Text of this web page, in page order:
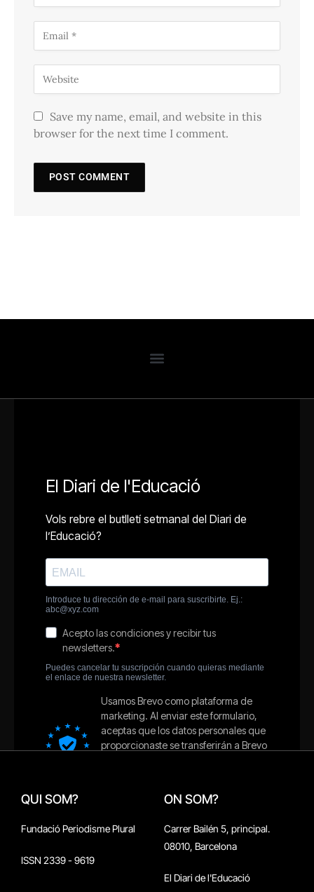
Save my name, email, and website in this
browser for the next time I comment.
QUI SOM?
Fundació Periodisme Plural
ISSN 2339 - 9619
ON SOM?
Carrer Bailén 5, principal.
08010, Barcelona
El Diari de l'Educació